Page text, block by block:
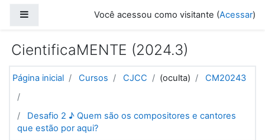
Você acessou como visitante (Acessar)
CientificaMENTE (2024.3)
Página inicial Cursos CJCC (oculta) CM20243
Desafio 2 ♪ Quem são os compositores e cantores
que estão por aqui?